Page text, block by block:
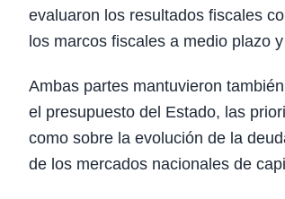
evaluaron los resultados fiscales
los marcos fiscales a medio plazo
Ambas partes mantuvieron
el presupuesto del Estado, las
como sobre la evolución de la
de los mercados nacionales de